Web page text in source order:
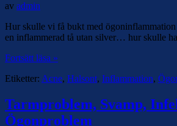
av admin
Hur skulle vi få bukt med
en inflammerad tå utan silver… hur skulle
Fortsätt läsa »
Etiketter: Acne, Halsont, Inflammation,
Tarmproblem, Svamp,
Ögonproblem